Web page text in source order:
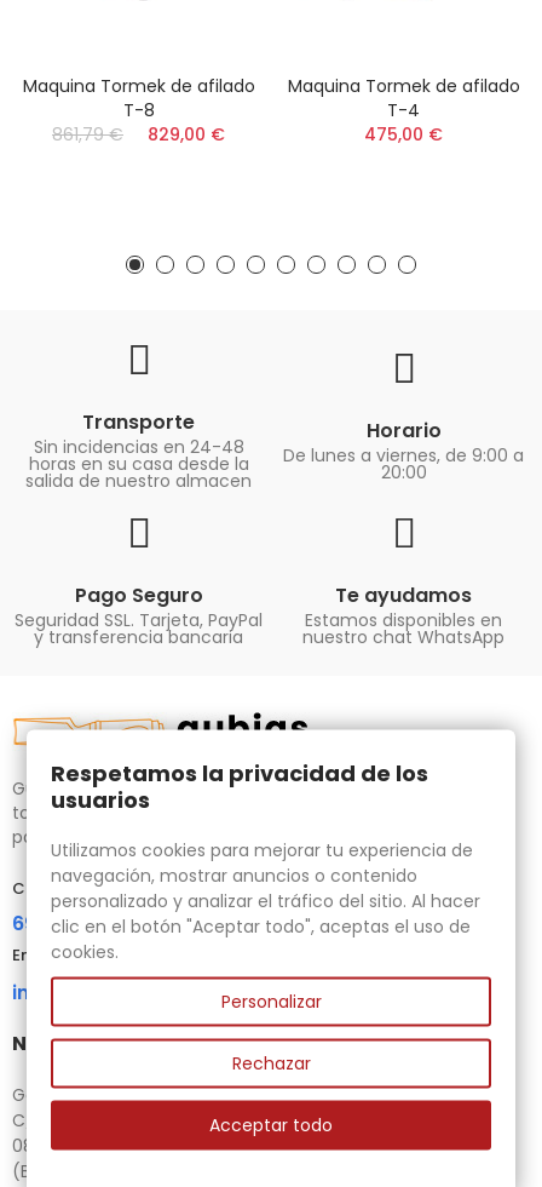
Maquina Tormek de afilado
T-8
861,79 €
829,00 €
Maquina Tormek de afilado
T-4
475,00 €
Transporte
Sin incidencias en 24-48
horas en su casa desde la
salida de nuestro almacen
Horario
De lunes a viernes, de 9:00 a
20:00
Pago Seguro
Seguridad SSL. Tarjeta, PayPal
y transferencia bancaria
Te ayudamos
Estamos disponibles en
nuestro chat WhatsApp
Gubias.com.es, tu tienda especializada en talla de madera,
tornos para bricolaje y maquinaria para la madera auxiliar
para tus necesidades.
Contacta con nosotros
696 95 85 58
Email
info@gubias.com.es
Nuestra tienda
Ganiveteria Rius
C/ Goleta, 11
08221 Terrassa
(Barcelona)
Respetamos la privacidad de los
usuarios
Utilizamos cookies para mejorar tu experiencia de
navegación, mostrar anuncios o contenido
personalizado y analizar el tráfico del sitio. Al hacer
clic en el botón "Aceptar todo", aceptas el uso de
cookies.
Personalizar
Rechazar
Acceptar todo